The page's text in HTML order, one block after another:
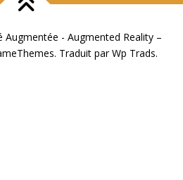
- Augmented Reality –
Traduit par Wp Trads.